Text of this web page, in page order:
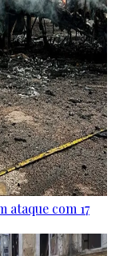
ataque com 17